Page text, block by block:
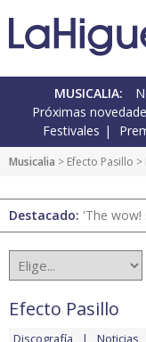
MUSICALIA:
Próximas
Festivales
Musicalia > Efecto Pasillo >
Destacado: 'The wow!
Efecto Pasillo
Discografía Noticias